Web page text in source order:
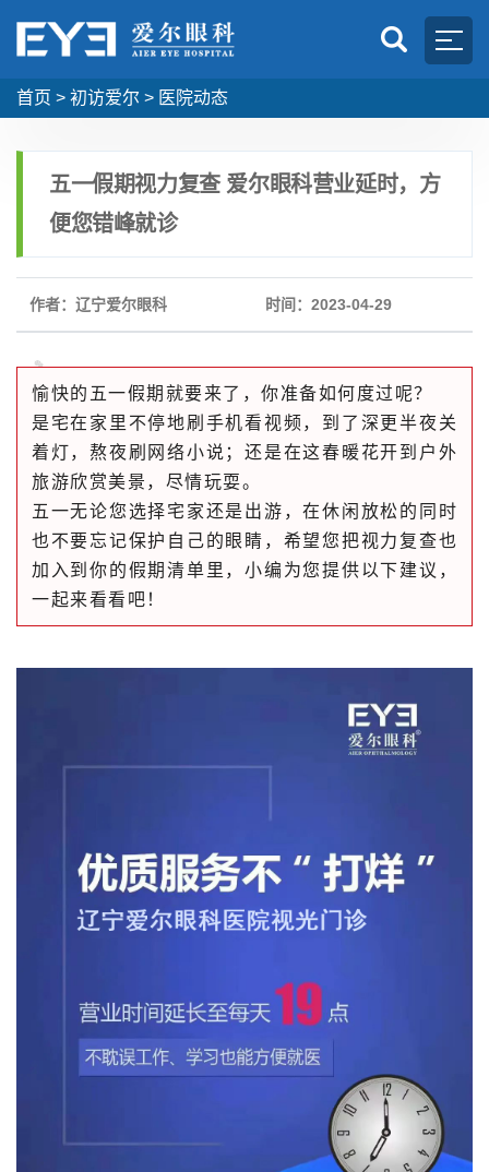
首页 > 初访爱尔 > 医院动态
五一假期视力复查 爱尔眼科营业延时，方
便您错峰就诊
作者：辽宁爱尔眼科 时间：2023-04-29
愉快的五一假期就要来了，你准备如何度过呢？
是宅在家里不停地刷手机看视频，到了深更半夜关
着灯，熬夜刷网络小说；还是在这春暖花开到户外
旅游欣赏美景，尽情玩耍。
五一无论您选择宅家还是出游，在休闲放松的同时
也不要忘记保护自己的眼睛，希望您把视力复查也
加入到你的假期清单里，小编为您提供以下建议，
一起来看看吧！